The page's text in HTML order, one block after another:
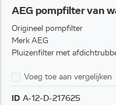
AEG pompfilter van
Origineel pompfilter
Merk AEG
Pluizenfilter met
Voeg toe aan vergelijken
ID A-12-D-217625